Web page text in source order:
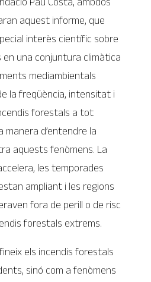
aquest informe, que
interès científic sobre
una conjuntura climàtica
mediambientals
la freqüència, intensitat i
forestals a tot
manera d’entendre la
aquests fenòmens. La
les temporades
ampliant i les regions
fora de perill o de risc
forestals extrems.
els incendis forestals
sinó com a fenòmens